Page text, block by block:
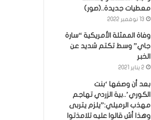
معطيات جديدة..(صور)
13 نوفمبر 2022
وفاة الممثلة الأمريكية “سارة
جاي” وسط تكتم شديد عن
الخبر
2 يناير 2021
بعد أن وصفها ‘بنت
الكوري’..بية الزردي تهاجم
مهذب الرميلي:”يلزم يتربى
وهذا أش قالوا عليه تلامذتوا